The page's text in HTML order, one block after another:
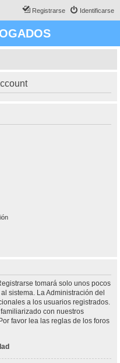
Identificarse
Registrarse
tomará solo unos pocos
sistema. La Administración del
a los usuarios registrados.
con nuestros
favor lea las reglas de los foros